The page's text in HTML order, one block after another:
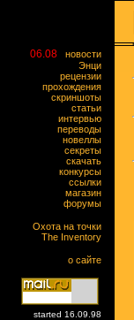
06.08
новости
Энци
рецензии
прохождения
скриншоты
статьи
интервью
переводы
новеллы
секреты
скачать
конкурсы
ссылки
магазин
форумы
Охота на точки
The Inventory
о сайте
started 16.09.98